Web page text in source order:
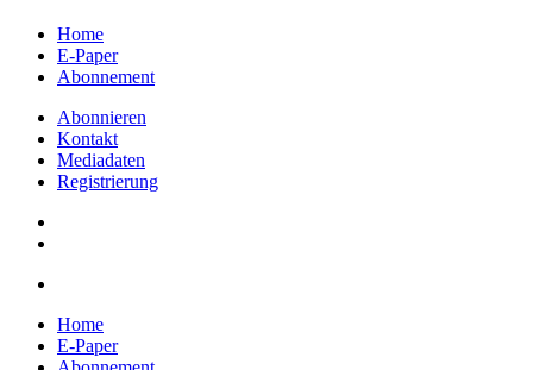
Home
E-Paper
Abonnement
Abonnieren
Kontakt
Mediadaten
Registrierung
Home
E-Paper